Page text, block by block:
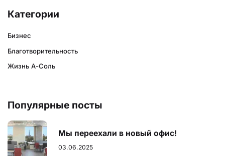
Категории
Бизнес
Благотворительность
Жизнь А-Соль
Популярные посты
Мы переехали в новый офис!
03.06.2025